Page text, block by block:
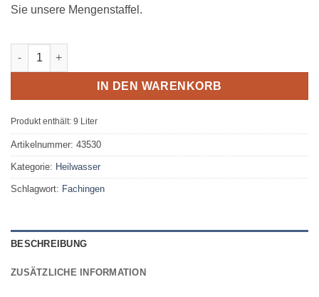
Sie unsere Mengenstaffel.
IN DEN WARENKORB
Produkt enthält: 9 Liter
Artikelnummer: 43530
Kategorie: Heilwasser
Schlagwort: Fachingen
BESCHREIBUNG
ZUSÄTZLICHE INFORMATION